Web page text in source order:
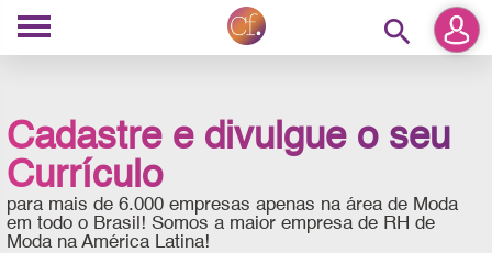
search
Cadastre e divulgue o seu
Currículo
para mais de 6.000 empresas apenas na área de Moda
em todo o Brasil! Somos a maior empresa de RH de
Moda na América Latina!